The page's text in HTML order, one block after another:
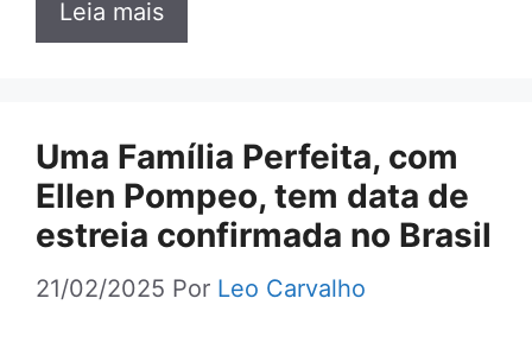
Leia mais
Uma Família Perfeita, com
Ellen Pompeo, tem data de
estreia confirmada no Brasil
21/02/2025 Por Leo Carvalho